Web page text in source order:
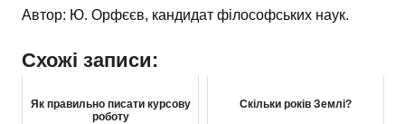
Автор: Ю. Орфєєв, кандидат філософських наук.
Схожі записи:
Як правильно писати курсову
роботу
Скільки років Землі?